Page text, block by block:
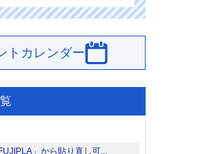
トカレンダー
」から貼り直し可...